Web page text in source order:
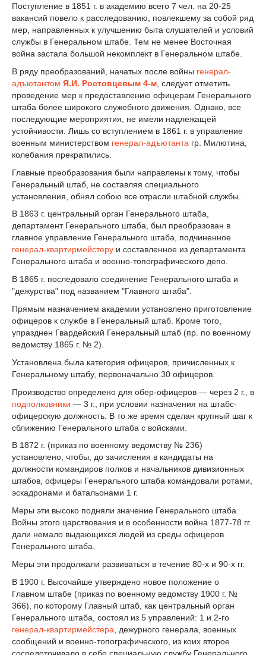
Поступление в 1851 г. в академию всего 7 чел. на 20-25
вакансий повело к расследованию, повлекшему за собой ряд
мер, направленных к улучшению быта слушателей и условий
службы в Генеральном штабе. Тем не менее Восточная
война застала большой некомплект в Генеральном штабе.
В ряду преобразований, начатых после войны генерал-
адъютантом Я.И. Ростовцевым 4-м , следует отметить
проведение мер к предоставлению офицерам Генерального
штаба более широкого служебного движения. Однако, все
последующие мероприятия, не имели надлежащей
устойчивости. Лишь со вступлением в 1861 г. в управление
военным министерством генерал-адъютанта гр. Милютина,
колебания прекратились.
Главные преобразования были направлены к тому, чтобы
Генеральный штаб, не составляя специального
установления, обнял собою все отрасли штабной службы.
В 1863 г. центральный орган Генерального штаба,
департамент Генерального штаба, был преобразован в
главное управление Генерального штаба, подчиненное
генерал-квартирмейстеру и составленное из департамента
Генерального штаба и военно-топографического депо.
В 1865 г. последовало соединение Генерального штаба и
"дежурства" под названием "Главного штаба".
Прямым назначением академии установлено приготовление
офицеров к службе в Генеральный штаб. Кроме того,
упразднен Гвардейский Генеральный штаб (пр. по военному
ведомству 1865 г. № 2).
Установлена была категория офицеров, причисленных к
Генеральному штабу, первоначально 30 офицеров.
Производство определено для обер-офицеров — через 2 г., в
подполковники — 3 г., при условии назначения на штабс-
офицерскую должность. В то же время сделан крупный шаг к
сближению Генерального штаба с войсками.
В 1872 г. (приказ по военному ведомству № 236)
установлено, чтобы, до зачисления в кандидаты на
должности командиров полков и начальников дивизионных
штабов, офицеры Генерального штаба командовали ротами,
эскадронами и батальонами 1 г.
Меры эти высоко подняли значение Генерального штаба.
Войны этого царствования и в особенности война 1877-78 гг.
дали немало выдающихся людей из среды офицеров
Генерального штаба.
Меры эти продолжали развиваться в течение 80-х и 90-х гг.
В 1900 г. Высочайше утверждено новое положение о
Главном штабе (приказ по военному ведомству 1900 г. №
366), по которому Главный штаб, как центральный орган
Генерального штаба, состоял из 5 управлений: 1 и 2-го
генерал-квартирмейстера , дежурного генерала, военных
сообщений и военно-топографического, из коих второе
сосредоточивало в себе специальную службу Генерального